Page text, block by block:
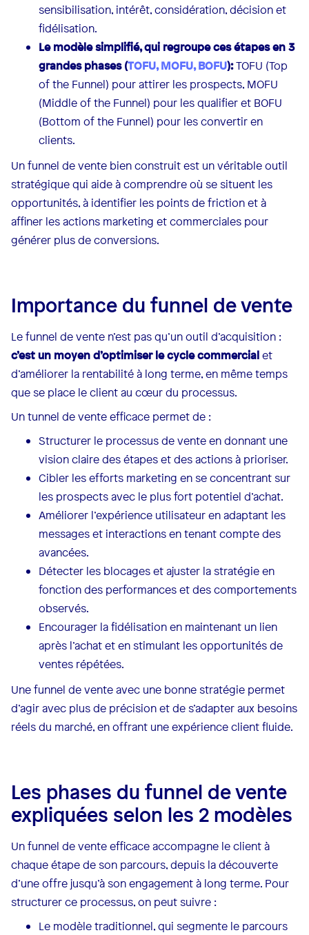
sensibilisation, intérêt, considération, décision et
fidélisation.
Le modèle simplifié, qui regroupe ces étapes en 3
grandes phases (TOFU, MOFU, BOFU):TOFU (Top
of the Funnel) pour attirer les prospects, MOFU
(Middle of the Funnel) pour les qualifier et BOFU
(Bottom of the Funnel) pour les convertir en
clients.
Un funnel de vente bien construit est un véritable outil
stratégique qui aide à comprendre où se situent les
opportunités, à identifier les points de friction et à
affiner les actions marketing et commerciales pour
générer plus de conversions.
Importance du funnel de vente
Le funnel de vente n’est pas qu’un outil d’acquisition :
c’est un moyen d’optimiser le cycle commercialet
d’améliorer la rentabilité à long terme, en même temps
que se place le client au cœur du processus.
Un tunnel de vente efficace permet de :
Structurer le processus de vente en donnant une
vision claire des étapes et des actions à prioriser.
Cibler les efforts marketing en se concentrant sur
les prospects avec le plus fort potentiel d’achat.
Améliorer l’expérience utilisateur en adaptant les
messages et interactions en tenant compte des
avancées.
Détecter les blocages et ajuster la stratégie en
fonction des performances et des comportements
observés.
Encourager la fidélisation en maintenant un lien
après l’achat et en stimulant les opportunités de
ventes répétées.
Une funnel de vente avec une bonne stratégie permet
d’agir avec plus de précision et de s’adapter aux besoins
réels du marché, en offrant une expérience client fluide.
Les phases du funnel de vente
expliquées selon les 2 modèles
Un funnel de vente efficace accompagne le client à
chaque étape de son parcours, depuis la découverte
d’une offre jusqu’à son engagement à long terme. Pour
structurer ce processus, on peut suivre :
Le modèle traditionnel, qui segmente le parcours